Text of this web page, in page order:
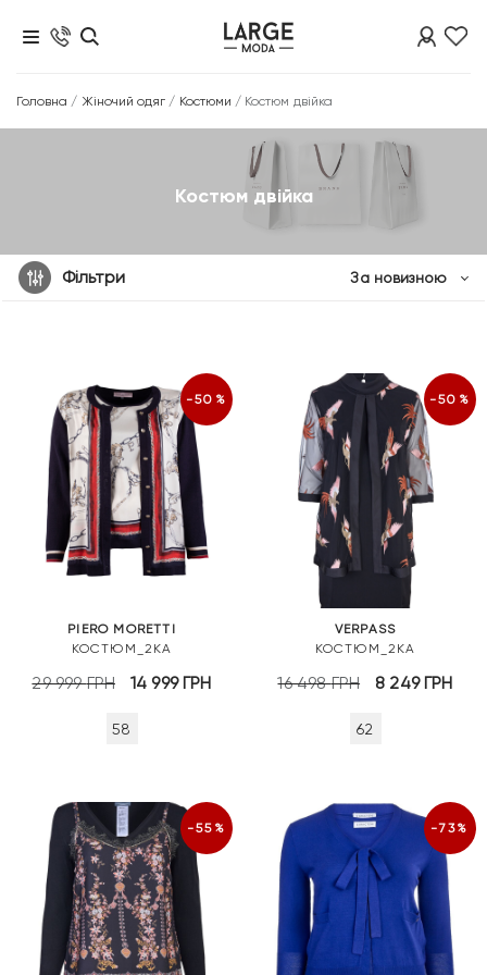
Головна / Жіночий одяг / Костюми / Костюм двійка
Костюм двійка
Фільтри За новизною
-50%
PIERO MORETTI
КОСТЮМ_2КА
29 999ГРН
Оригінальна
29
14 999 ГРН
Поточна
58
-50%
VERPASS
КОСТЮМ_2КА
16 498ГРН
Оригінальна
16
8 249 ГРН
62
-55% -73%